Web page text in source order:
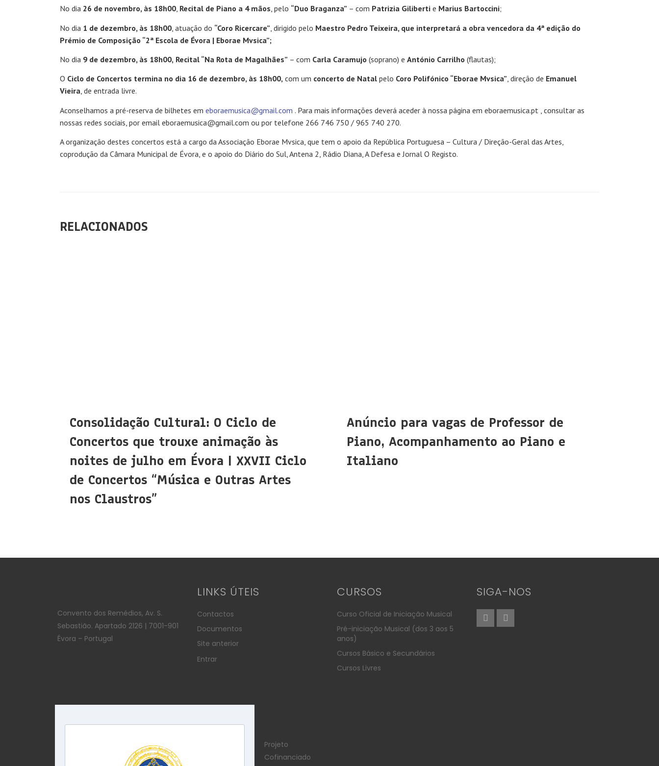
No dia 26 de novembro, às 18h00, Recital de Piano a 4 mãos, pelo “Duo Braganza” – com Patrizia Giliberti e Marius Bartoccini;
No dia 1 de dezembro, às 18h00 , atuação do “Coro Ricercare” , dirigido pelo Maestro Pedro Teixeira, que interpretará a obra vencedora da 4ª edição do
Prémio de Composição “2ª Escola de Évora | Eborae Mvsica”;
No dia 9 de dezembro, às 18h00, Recital “Na Rota de Magalhães” – com Carla Caramujo (soprano) e António Carrilho (flautas);
O Ciclo de Concertos termina no dia 16 de dezembro, às 18h00, com um concerto de Natal pelo Coro Polifónico “Eborae Mvsica”, direção de Emanuel
Vieira, de entrada livre.
Aconselhamos a pré-reserva de bilhetes em eboraemusica@gmail.com . Para mais informações deverá aceder à nossa página em eboraemusica.pt , consultar as
nossas redes sociais, por email eboraemusica@gmail.com ou por telefone 266 746 750 / 965 740 270.
A organização destes concertos está a cargo da Associação Eborae Mvsica, que tem o apoio da República Portuguesa – Cultura / Direção-Geral das Artes,
coprodução da Câmara Municipal de Évora, e o apoio do Diário do Sul, Antena 2, Rádio Diana, A Defesa e Jornal O Registo.
RELACIONADOS
Consolidação Cultural: O Ciclo de
Concertos que trouxe animação às
noites de julho em Évora | XXVII Ciclo
de Concertos “Música e Outras Artes
nos Claustros”
Anúncio para vagas de Professor de
Piano, Acompanhamento ao Piano e
Italiano
Convento dos Remédios, Av. S.
Sebastião. Apartado 2126 | 7001-901
Évora – Portugal
LINKS ÚTEIS
Contactos
Documentos
Site anterior
Entrar
CURSOS
Curso Oficial de Iniciação Musical
Pré-iniciação Musical (dos 3 aos 5
anos)
Cursos Básico e Secundários
Cursos Livres
SIGA-NOS
Projeto
Cofinanciado